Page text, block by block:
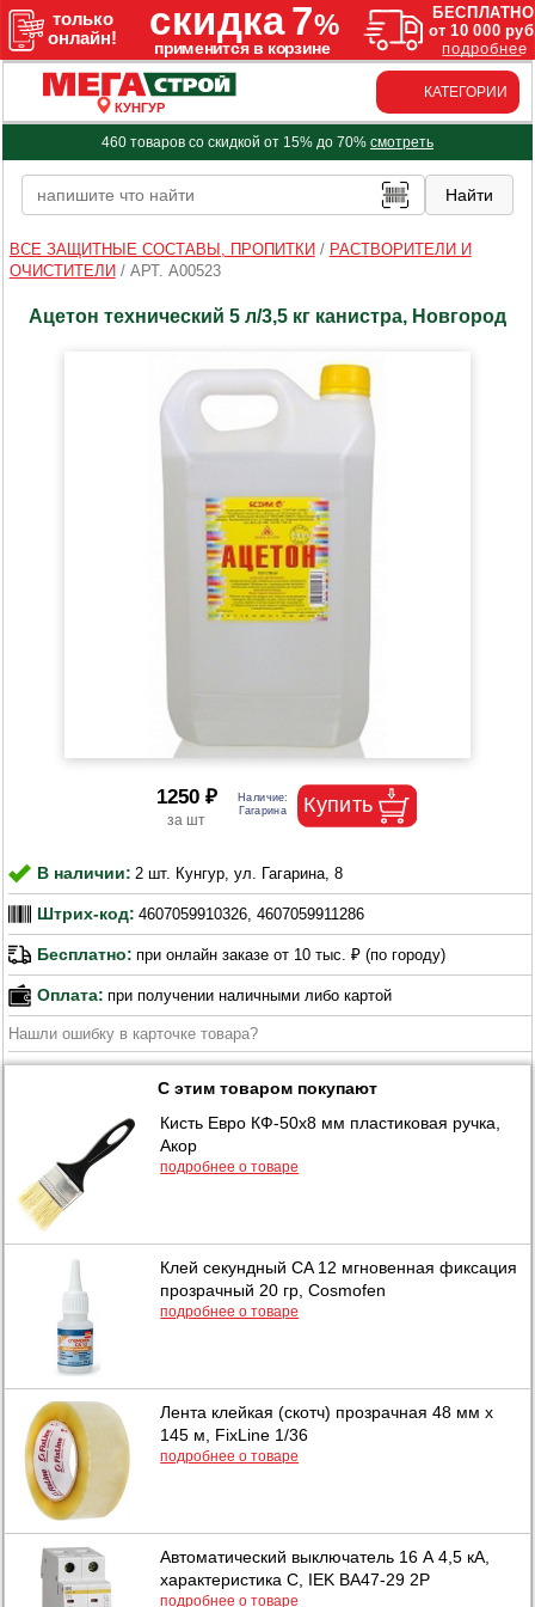
КУНГУР
КАТЕГОРИИ
460 товаров со скидкой от 15% до 70% смотреть
ВСЕ ЗАЩИТНЫЕ СОСТАВЫ, ПРОПИТКИ / РАСТВОРИТЕЛИ И
ОЧИСТИТЕЛИ / АРТ. A00523
Ацетон технический 5 л/3,5 кг канистра, Новгород
1250 ₽
В наличии: 2 шт. Кунгур, ул. Гагарина, 8
Штрих-код: 4607059910326, 4607059911286
Бесплатно: при онлайн заказе от 10 тыс. ₽ (по городу)
Оплата: при получении наличными либо картой
Нашли ошибку в карточке товара?
С этим товаром покупают
Кисть Евро КФ-50х8 мм пластиковая ручка,
Акор
подробнее о товаре
Клей секундный CA 12 мгновенная фиксация
прозрачный 20 гр, Cosmofen
подробнее о товаре
Лента клейкая (скотч) прозрачная 48 мм х
145 м, FixLine 1/36
подробнее о товаре
Автоматический выключатель 16 А 4,5 кА,
характеристика С, IEK ВА47-29 2Р
подробнее о товаре